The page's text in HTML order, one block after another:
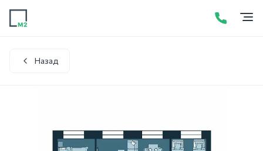
Контакты
+7 (423) 275-52-01 Написать в WhatsApp
Назад